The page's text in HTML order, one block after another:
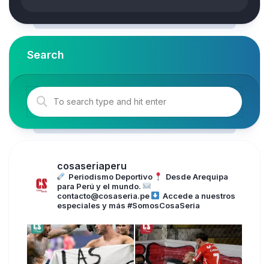
Search
cosaseriaperu
Periodismo Deportivo
Desde Arequipa
para Perú y el mundo.
contacto@cosaseria.pe
Accede a nuestros
especiales y más #SomosCosaSeria